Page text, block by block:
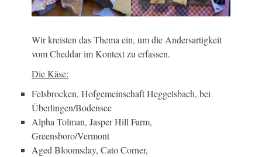
Wir kreisten das Thema ein, um die Andersartigkeit
vom Cheddar im Kontext zu erfassen.
Die Käse:
Felsbrocken, Hofgemeinschaft Heggelsbach, bei
Überlingen/Bodensee
Alpha Tolman, Jasper Hill Farm,
Greensboro/Vermont
Aged Bloomsday, Cato Corner,